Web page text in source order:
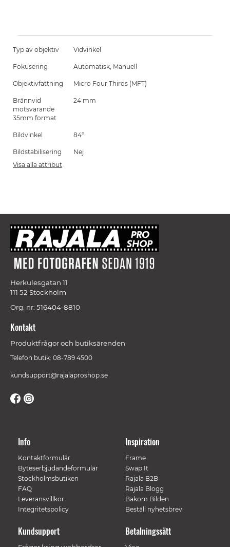
Typ av objektiv Vidvinkel
Fokusering Automatisk, Manuell
Objektivfattning Micro Four Thirds (MFT)
Brännvid
motsvarande
35mm format
24 mm
Bildvinkel 84°
Bildstabilisering
Nej
Visa alla attribut
Herkulesgatan 11
111 52 Stockholm
Org. nr: 516404-8810
Kontakt
Produktfrågor och butiksärenden
Telefon butik: 08-789 4500
kundsupport@rajalaproshop.se
Info
Kontaktformulär
Byteserbjudandeformulär
Stockholmsbutiken
FAQ
Leveransvillkor
Integritetspolicy
Inspiration
Frame
Swap It
Rajala B2B
Rajala Blogg
Bakom Bilden
Beställ nyhetsbrev
Betalningssätt
Kundsupport